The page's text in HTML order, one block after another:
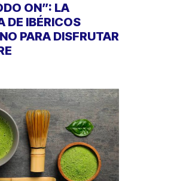
ON”: LA
DE IBÉRICOS
PARA DISFRUTAR